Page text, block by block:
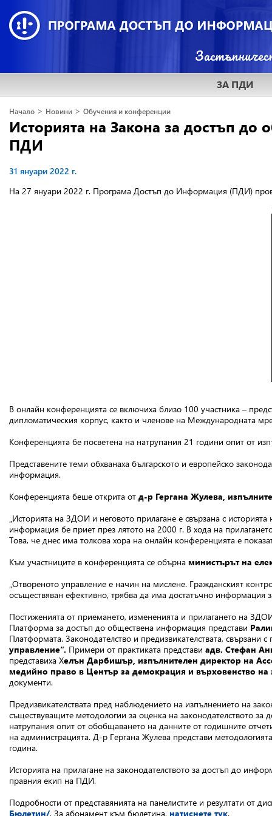
ЗА ПДИ
Начало > Новини > Обучения и конференции
Историята на Закона за достъп до
ПДИ
31 януари 2022 г.
На 27 януари 2022 г. Програма Достъп до Информация (ПДИ)
В онлайн конференцията се включиха близо 100 участника –
дипломатическия корпус, както и членове на Международната
Конференцията бе посветена на натрупания 21 години опит от
Представените теми обхванаха българското и европейско
информация.
Конференцията беше открита от д-р Гергана Жулева,
„Историята на ЗДОИ и неговото прилагане е свързана с
информация бе приет през лятото на 2000 г. В хода на
Това, че днес има толкова хора на онлайн конференцията е
Към участниците в конференцията се обърна министърът на
„Отвореното управление е начин на мислене. Гражданският
осъществяван ефективно, трябва да има достатъчно информация
Постиженията от приемането, измененията и прилагането на
Платформа за достъп до обществена информация представи
Платформата. Законодателство и предизвикателствата,
управление“. Примери от практиката представи адв. Стефан
представиха Хелън Дарбишър, изпълнителен директор на
медийно право в Център за демокрация и върховенство на
документи.
Предизвикателствата пред наблюдението на изпълнението на
съществуващите методологии за оценка на законодателството
натрупания опит от обобщаването на данните от годишните
на администрацията. Д-р Гергана Жулева представи
година.
Историята на прилагане на законодателството за достъп до
правния екип на ПДИ.
Подробности от представянията на панелистите и резултати
Бюлетин/. За абонамент към бюлетина, натиснете тук.